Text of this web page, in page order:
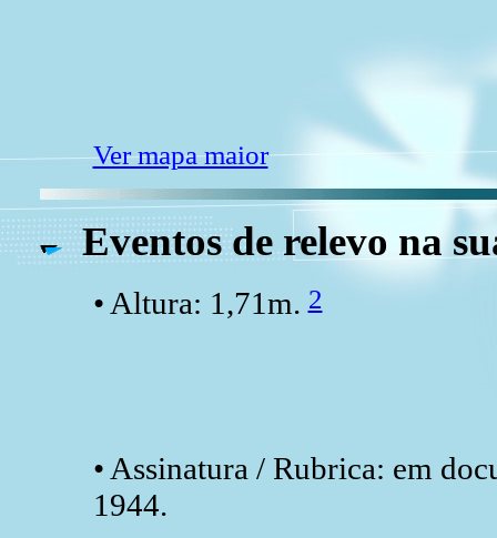
Ver mapa maior
Eventos de relevo na
• Altura: 1,71m.2
• Assinatura / Rubrica: em
1944.